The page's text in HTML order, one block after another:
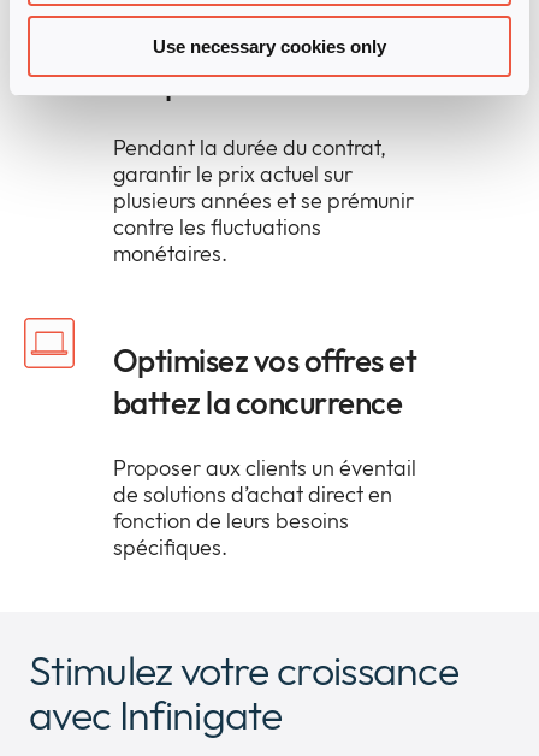
Use necessary cookies only
Permettre aux clients de
bloquer les coûts
Pendant la durée du contrat,
garantir le prix actuel sur
plusieurs années et se prémunir
contre les fluctuations
monétaires.
Optimisez vos offres et
battez la concurrence
Proposer aux clients un éventail
de solutions d’achat direct en
fonction de leurs besoins
spécifiques.
Stimulez votre croissance
avec Infinigate